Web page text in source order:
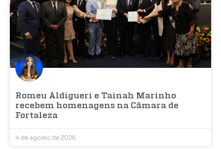
Romeu Aldigueri e Tainah Marinho
recebem homenagens na Câmara de
Fortaleza
4 de agosto de 2026